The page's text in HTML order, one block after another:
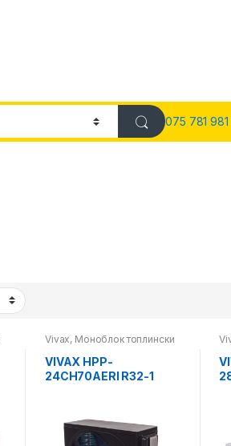
075 781 981
Vivax, Моноблок топлински
VIVAX HPP-
24CH70AERI R32-1